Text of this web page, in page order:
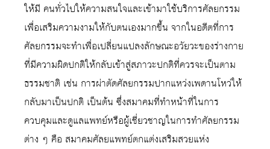
ให้มี คนทั่วไปให้ความสนใจและเข้ามาใช้บริการศัลยกรรม
เพื่อเสริมความงามให้กับตนเองมากขึ้น จากในอดีตที่การ
ศัลยกรรมจะทำเพื่อเปลี่ยนแปลงลักษณะอวัยวะของร่างกาย
ที่มีความผิดปกติให้กลับเข้าสู่สภาวะปกติที่ควรจะเป็นตาม
ธรรมชาติ เช่น การผ่าตัดศัลยกรรมปากแหว่งเพดานโหว่ให้
กลับมาเป็นปกติ เป็นต้น ซึ่งสมาคมที่ทำหน้าที่ในการ
ควบคุมและดูแลแพทย์หรือผู้เชี่ยวชาญในการทำศัลยกรรม
ต่าง ๆ คือ สมาคมศัลยแพทย์ตกแต่งเสริมสวยแห่ง